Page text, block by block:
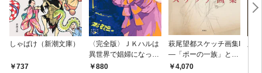
しゃばけ（新潮文庫）
737
〈完全版〉ＪＫハルは
異世界で娼婦になった
（新潮文庫nex）
880
萩尾望都スケッチ画集I
—「ポーの一族」と幻
想世界—
4,070